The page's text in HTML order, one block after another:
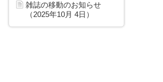
雑誌の移動のお知らせ
（2025年10月 4日）